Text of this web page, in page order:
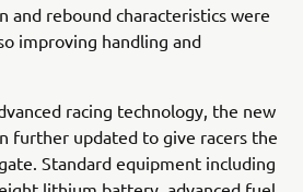
and rebound characteristics were
improving handling and
racing technology, the new
further updated to give racers the
Standard equipment including